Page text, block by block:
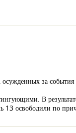
за события
В
13 освободили по